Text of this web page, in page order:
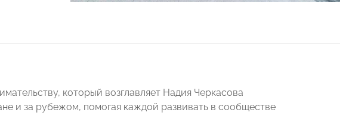
который возглавляет Надия Черкасова
и за рубежом, помогая каждой развивать в сообществе